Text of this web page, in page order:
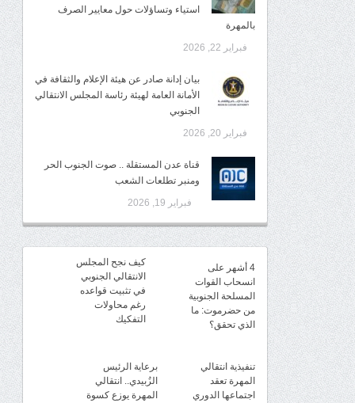
استياء وتساؤلات حول معايير الصرف
بالمهرة
فبراير 22, 2026
بيان إدانة صادر عن هيئة الإعلام والثقافة في
الأمانة العامة لهيئة رئاسة المجلس الانتقالي
الجنوبي
فبراير 20, 2026
قناة عدن المستقلة .. صوت الجنوب الحر
ومنبر تطلعات الشعب
فبراير 19, 2026
4 أشهر على
انسحاب القوات
المسلحة الجنوبية
من حضرموت: ما
الذي تحقق؟
كيف نجح المجلس
الانتقالي الجنوبي
في تثبيت قواعده
رغم محاولات
التفكيك
تنفيذية انتقالي
المهرة تعقد
اجتماعها الدوري
برعاية الرئيس
الزُبيدي.. انتقالي
المهرة يوزع كسوة